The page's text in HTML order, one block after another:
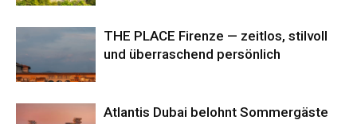
THE PLACE Firenze — zeitlos, stilvoll
und überraschend persönlich
Atlantis Dubai belohnt Sommergäste